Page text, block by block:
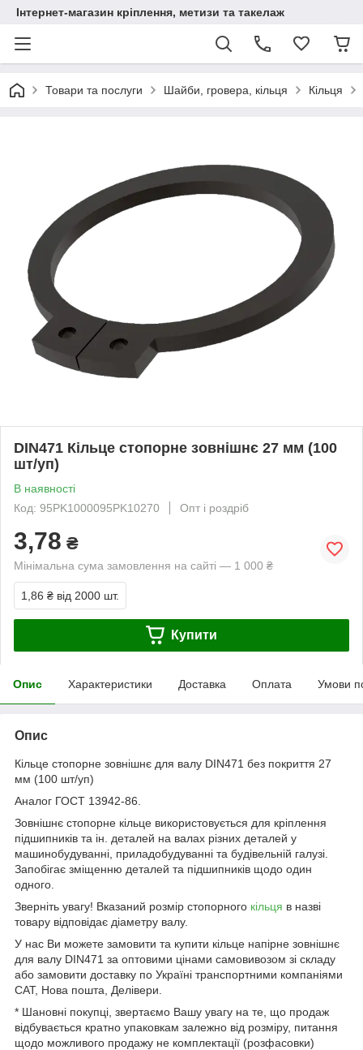
Інтернет-магазин кріплення, метизи та такелаж
Товари та послуги Шайби, гровера, кільця Кільця
DIN471 Кільце стопорне зовнішнє 27 мм (100
шт/уп)
В наявності
Код: 95PK1000095PK10270
Опт і роздріб
3,78 ₴
Мінімальна сума замовлення на сайті — 1 000 ₴
1,86 ₴ від 2000 шт.
Купити
Опис Характеристики Доставка Оплата Умови
Опис
Кільце стопорне зовнішнє для валу DIN471 без покриття 27
мм (100 шт/уп)
Аналог ГОСТ 13942-86.
Зовнішнє стопорне кільце використовується для кріплення
підшипників та ін. деталей на валах різних деталей у
машинобудуванні, приладобудуванні та будівельній галузі.
Запобігає зміщенню деталей та підшипників щодо один
одного.
Зверніть увагу! Вказаний розмір стопорного кільця в назві
товару відповідає діаметру валу.
У нас Ви можете замовити та купити кільце напірне зовнішнє
для валу DIN471 за оптовими цінами самовивозом зі складу
або замовити доставку по Україні транспортними компаніями
САТ, Нова пошта, Делівери.
* Шановні покупці, звертаємо Вашу увагу на те, що продаж
відбувається кратно упаковкам залежно від розміру, питання
щодо можливого продажу не комплектації (розфасовки)